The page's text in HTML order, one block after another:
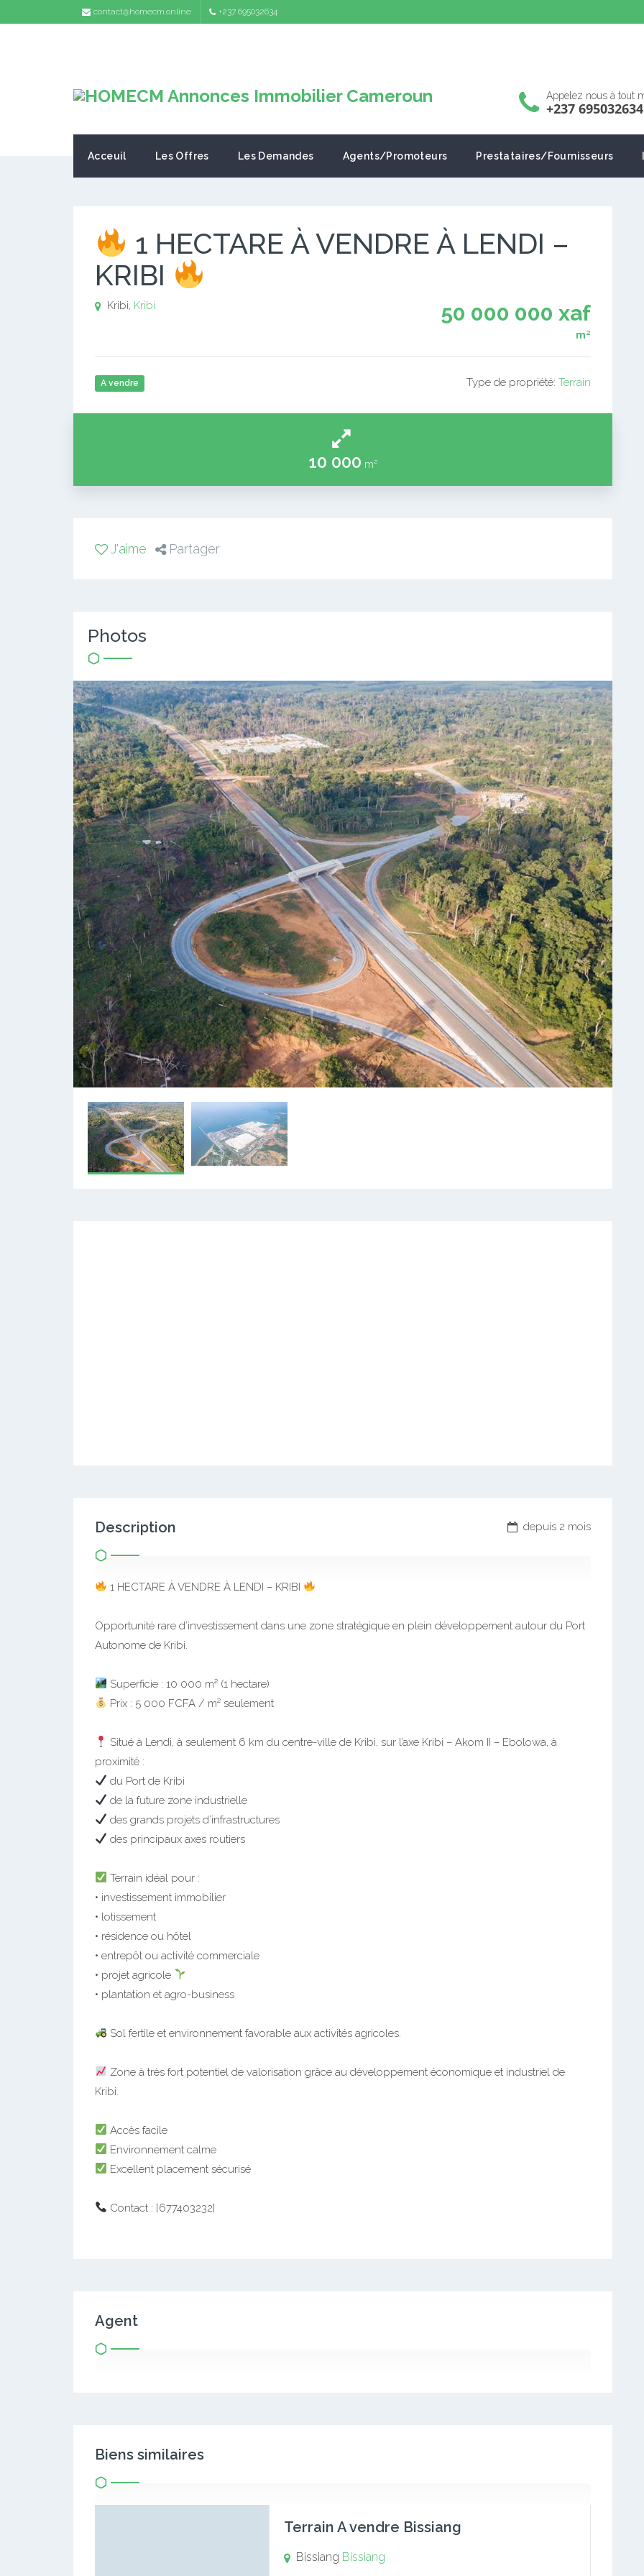
contact@homecm.online +237 695032634
Appelez nous à tout
+237 695032634
Acceuil Les Offres Les Demandes Agents/Promoteurs Prestataires/Fournisseurs
1 HECTARE À VENDRE À LENDI –
KRIBI
50 000 000 xaf
m²
Kribi, Kribi
A vendre Type de propriété: Terrain
10 000 m²
J'aime Partager
Photos
depuis 2 mois
Description
1 HECTARE À VENDRE À LENDI – KRIBI
Opportunité rare d’investissement dans une zone stratégique en plein développement autour du Port
Autonome de Kribi.
Superficie : 10 000 m² (1 hectare)
Prix : 5 000 FCFA / m² seulement
Situé à Lendi, à seulement 6 km du centre-ville de Kribi, sur l’axe Kribi – Akom II – Ebolowa, à
proximité :
du Port de Kribi
de la future zone industrielle
des grands projets d’infrastructures
des principaux axes routiers
Terrain idéal pour :
• investissement immobilier
• lotissement
• résidence ou hôtel
• entrepôt ou activité commerciale
• projet agricole
• plantation et agro-business
Sol fertile et environnement favorable aux activités agricoles.
Zone à très fort potentiel de valorisation grâce au développement économique et industriel de
Kribi.
Accès facile
Environnement calme
Excellent placement sécurisé
Contact : [677403232]
Agent
Biens similaires
Terrain A vendre Bissiang
Bissiang Bissiang